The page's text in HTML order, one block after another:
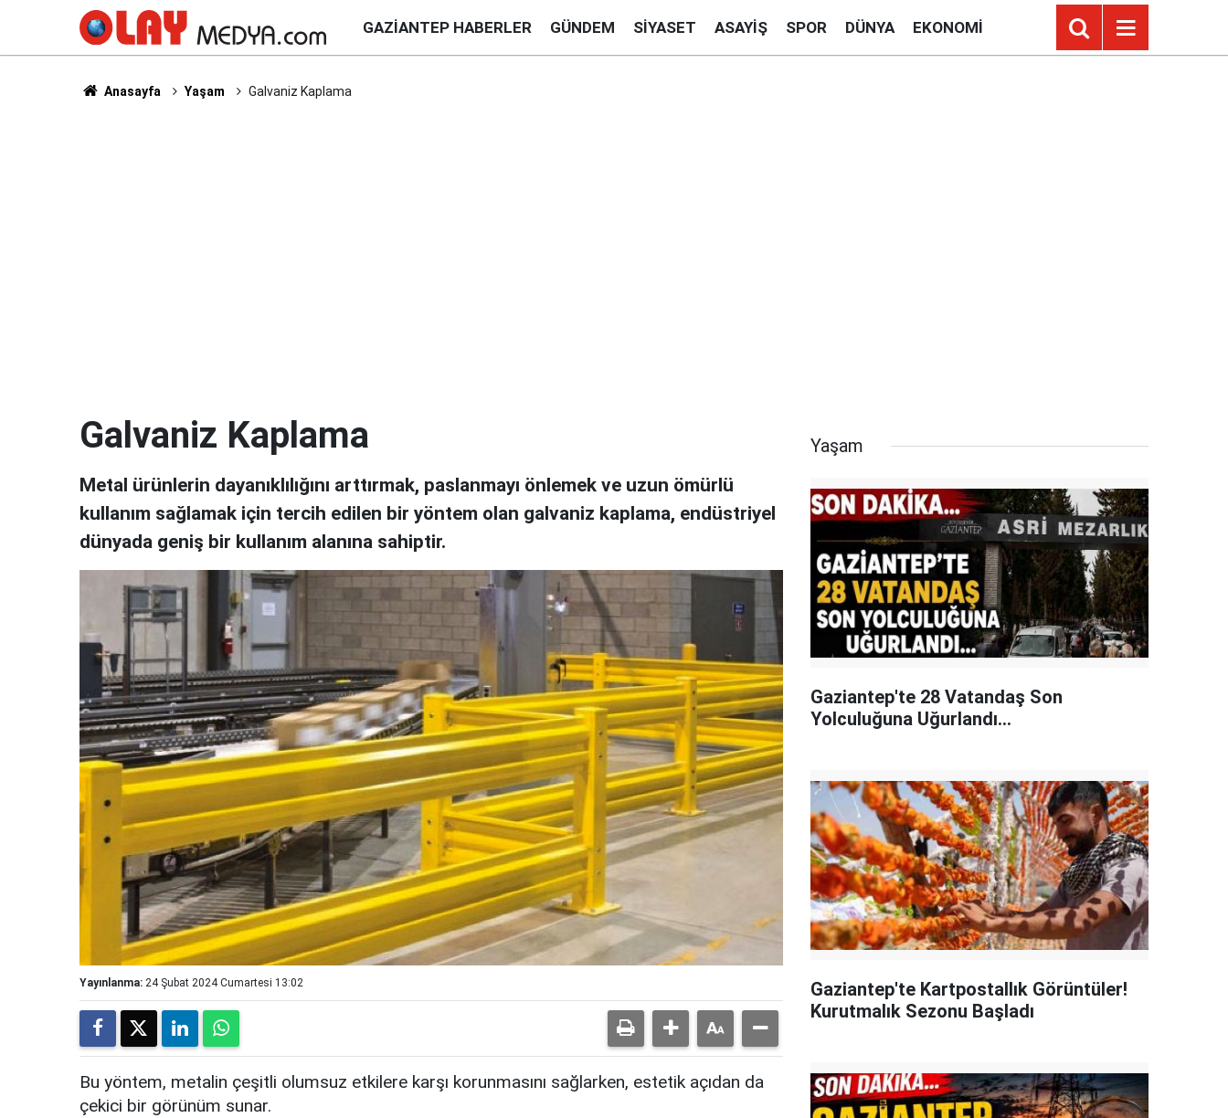
GAZIANTEP HABERLER GÜNDEM SIYASET ASAYIŞ SPOR DÜNYA EKONOMI
Anasayfa Yaşam Galvaniz Kaplama
Galvaniz Kaplama
Metal ürünlerin dayanıklılığını arttırmak, paslanmayı önlemek ve uzun ömürlü
kullanım sağlamak için tercih edilen bir yöntem olan galvaniz kaplama, endüstriyel
dünyada geniş bir kullanım alanına sahiptir.
Yayınlanma: 24 Şubat 2024 Cumartesi 13:02
Bu yöntem, metalin çeşitli olumsuz etkilere karşı korunmasını sağlarken, estetik açıdan da
çekici bir görünüm sunar.
Yaşam
Gaziantep'te 28 Vatandaş Son
Yolculuğuna Uğurlandı...
Gaziantep'te Kartpostallık Görüntüler!
Kurutmalık Sezonu Başladı